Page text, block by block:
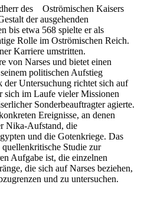
des Oströmischen Kaisers
der ausgehenden
bis etwa 568 spielte er als
Rolle im Oströmischen Reich.
Karriere umstritten.
von Narses und bietet einen
politischen Aufstieg
der Untersuchung richtet sich auf
sich im Laufe vieler Missionen
Sonderbeauftragter agierte.
Ereignisse, an denen
Nika-Aufstand, die
und die Gotenkriege. Das
Studie zur
Aufgabe ist, die einzelnen
die sich auf Narses beziehen,
und zu untersuchen.